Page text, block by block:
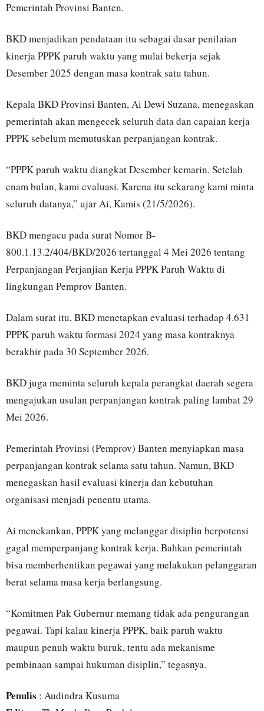
Pemerintah Provinsi Banten.
BKD menjadikan pendataan itu sebagai dasar penilaian
kinerja PPPK paruh waktu yang mulai bekerja sejak
Desember 2025 dengan masa kontrak satu tahun.
Kepala BKD Provinsi Banten, Ai Dewi Suzana, menegaskan
pemerintah akan mengecek seluruh data dan capaian kerja
PPPK sebelum memutuskan perpanjangan kontrak.
“PPPK paruh waktu diangkat Desember kemarin. Setelah
enam bulan, kami evaluasi. Karena itu sekarang kami minta
seluruh datanya,” ujar Ai, Kamis (21/5/2026).
BKD mengacu pada surat Nomor B-
800.1.13.2/404/BKD/2026 tertanggal 4 Mei 2026 tentang
Perpanjangan Perjanjian Kerja PPPK Paruh Waktu di
lingkungan Pemprov Banten.
Dalam surat itu, BKD menetapkan evaluasi terhadap 4.631
PPPK paruh waktu formasi 2024 yang masa kontraknya
berakhir pada 30 September 2026.
BKD juga meminta seluruh kepala perangkat daerah segera
mengajukan usulan perpanjangan kontrak paling lambat 29
Mei 2026.
Pemerintah Provinsi (Pemprov) Banten menyiapkan masa
perpanjangan kontrak selama satu tahun. Namun, BKD
menegaskan hasil evaluasi kinerja dan kebutuhan
organisasi menjadi penentu utama.
Ai menekankan, PPPK yang melanggar disiplin berpotensi
gagal memperpanjang kontrak kerja. Bahkan pemerintah
bisa memberhentikan pegawai yang melakukan pelanggaran
berat selama masa kerja berlangsung.
“Komitmen Pak Gubernur memang tidak ada pengurangan
pegawai. Tapi kalau kinerja PPPK, baik paruh waktu
maupun penuh waktu buruk, tentu ada mekanisme
pembinaan sampai hukuman disiplin,” tegasnya.
Penulis : Audindra Kusuma